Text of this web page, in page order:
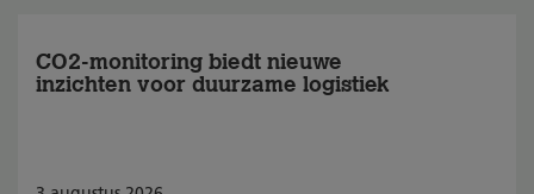
CO2-monitoring biedt nieuwe
inzichten voor duurzame logistiek